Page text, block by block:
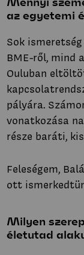
az egyetemi
Sok
BME-ről, mind
Ouluban
pályára.
vonatkozása
része baráti,
Feleségem,
ott
Milyen
életutad